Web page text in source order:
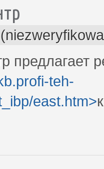
предлагает
teh-
east.htm>